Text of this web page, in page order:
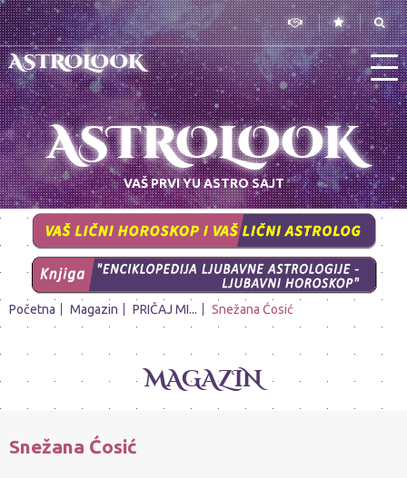
ASTROLOOK
ASTROLOOK
VAŠ PRVI YU ASTRO SAJT
Početna Magazin PRIČAJ MI... Snežana Ćosić
MAGAZIN
Snežana Ćosić